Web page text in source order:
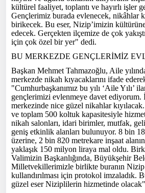
kültürel faaliyet, toplantı ve hayırlı işler
Gençlerimiz burada evlenecek, nikâhlar
birikecek. Bu eser, Nizip’imizin
edecek. Gerçekten ilçemize de çok
için çok özel bir yer" dedi.
BU MERKEZDE GENÇLERİMİZ
Başkan Mehmet Tahmazoğlu, Aile
merkezde nikah kıyacaklarını ifade
"Cumhurbaşkanımız bu yılı ‘Aile Yılı’
gençlerimizi evlenmeye davet ediyorum.
merkezinde nice güzel nikahlar
ve toplam 500 koltuk kapasitesiyle
nikah salonları, idari birimler, mutfak,
geniş etkinlik alanları bulunuyor. 8 bin
üzerine, 2 bin 820 metrekare inşaat
yaklaşık 150 milyon liraya mal oldu.
Valimizin Başkanlığında, Büyükşehir
Milletvekillerimizle birlikte buranın Nizip
kullandırılması için protokol imzaladık.
güzel eser Niziplilerin hizmetinde